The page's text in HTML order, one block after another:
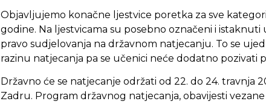
Objavljujemo konačne ljestvice poretka za sve
godine. Na ljestvicama su posebno označeni i
pravo sudjelovanja na državnom natjecanju. To se
razinu natjecanja pa se učenici neće dodatno pozivati
Državno će se natjecanje održati od 22. do 24. travnja
Zadru. Program državnog natjecanja, obavijesti